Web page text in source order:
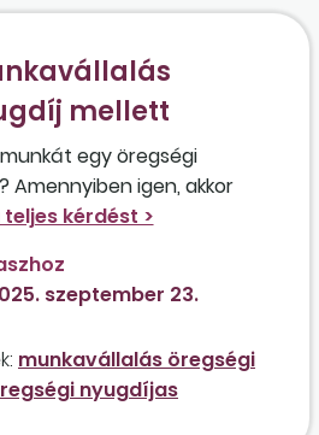
mellett
egy öregségi
Amennyiben igen, akkor
szeptember 23.
munkavállalás öregségi
nyugdíjas